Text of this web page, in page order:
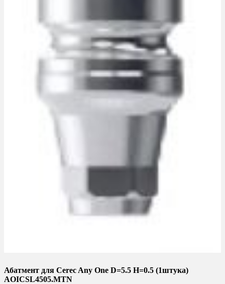
Абатмент для Cerec Any One D=5.5 H=0.5 (1штука)
AOICSL4505.MTN